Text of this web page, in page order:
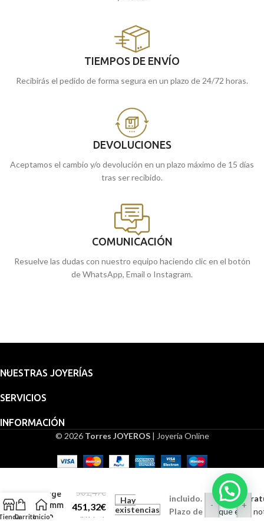
TIEMPOS DE ENVÍO
Recibirás el pedido de forma segura en un plazo de 24/72 horas.
DEVOLUCIONES
Aceptamos el cambio y/o devolución en un plazo máximo de 15 días
tras ser recibido.
COMUNICACIÓN
Resuelve las dudas con nuestro equipo haciendo clic en el botón
de WhatsApp, Email o Instagram.
NUESTRAS JOYERÍAS
SERVICIOS
INFORMACIÓN
© 2026 Torres JOYEROS| Joyería Online
CarritoInicio
Medalla
Jorge
18 mm
Oro
501,47€
451,32€
Hay
existencias
Embalaje
incluido.
Plazo de
- +
Grabado
Indique en la